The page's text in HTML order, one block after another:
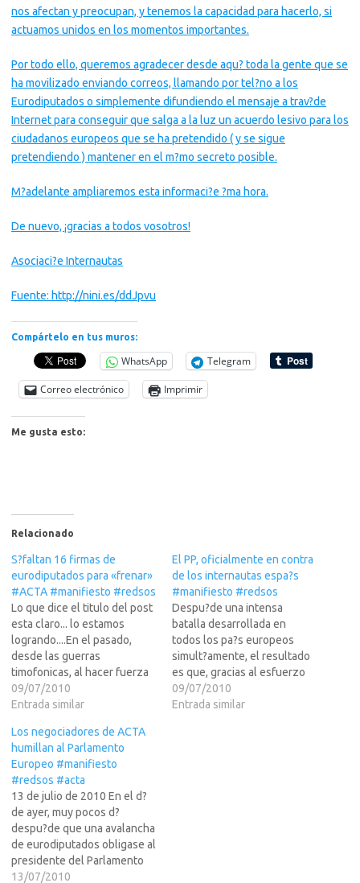
nos afectan y preocupan, y tenemos la capacidad para hacerlo, si
actuamos unidos en los momentos importantes.
Por todo ello, queremos agradecer desde aqu? toda la gente que se
ha movilizado enviando correos, llamando por tel?no a los
Eurodiputados o simplemente difundiendo el mensaje a trav?de
Internet para conseguir que salga a la luz un acuerdo lesivo para los
ciudadanos europeos que se ha pretendido ( y se sigue
pretendiendo ) mantener en el m?mo secreto posible.
M?adelante ampliaremos esta informaci?e ?ma hora.
De nuevo, ¡gracias a todos vosotros!
Asociaci?e Internautas
Fuente: http://nini.es/ddJpvu
Compártelo en tus muros:
WhatsApp Telegram
Correo electrónico Imprimir
Me gusta esto:
Relacionado
S?faltan 16 firmas de
eurodiputados para «frenar»
#ACTA #manifiesto #redsos
Lo que dice el titulo del post
esta claro... lo estamos
logrando....En el pasado,
desde las guerras
timofonicas, al hacer fuerza
desde Internet todos a una,
hemos conseguido lo que
teneis mentalidad Alemana y
pensais que no lo vamos a
lograr?En vista del exito de
utlima de…
09/07/2010
Entrada similar
El PP, oficialmente en contra
de los internautas espa?s
#manifiesto #redsos
Despu?de una intensa
batalla desarrollada en
todos los pa?s europeos
simult?amente, el resultado
es que, gracias al esfuerzo
de miles de internautas, que
han contribuido a
09/07/2010
Entrada similar
Los negociadores de ACTA
humillan al Parlamento
Europeo #manifiesto
#redsos #acta
13 de julio de 2010 En el d?
de ayer, muy pocos d?
despu?de que una avalancha
de eurodiputados obligase al
presidente del Parlamento
Europeo a ampliar el plazo
13/07/2010